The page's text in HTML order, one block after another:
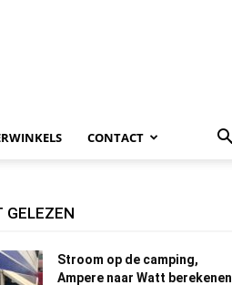
CONTACT
GELEZEN
Stroom op de camping,
Ampere naar Watt berekenen